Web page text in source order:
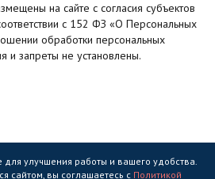
на сайте с согласия субъектов
с 152 ФЗ «О Персональных
обработки персональных
и запреты не установлены.
для улучшения работы и вашего удобства.
сайтом, вы соглашаетесь с Политикой